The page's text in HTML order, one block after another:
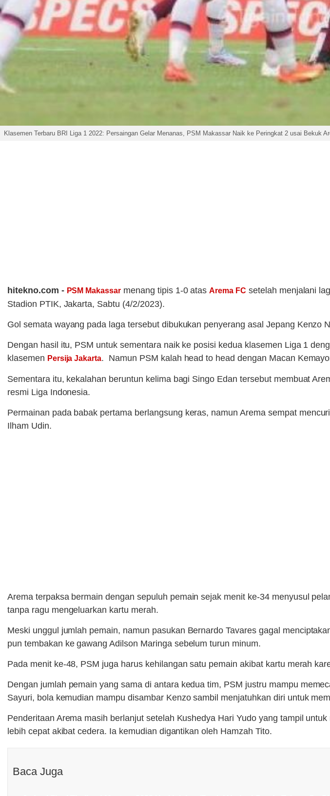
Klasemen Terbaru BRI Liga 1 2022: Persaingan Gelar Menanas, PSM Makassar Naik ke Peringkat 2 usai Bekuk
hitekno.com - PSM Makassar menang tipis 1-0 atasArema FC setelah menjalani
Stadion PTIK, Jakarta, Sabtu (4/2/2023).
Gol semata wayang pada laga tersebut dibukukan penyerang asal Jepang Kenzo
Dengan hasil itu, PSM untuk sementara naik ke posisi kedua klasemen Liga 1
klasemen Persija Jakarta. Namun PSM kalah head to head dengan Macan
Sementara itu, kekalahan beruntun kelima bagi Singo Edan tersebut membuat
resmi Liga Indonesia.
Permainan pada babak pertama berlangsung keras, namun Arema sempat
Ilham Udin.
Arema terpaksa bermain dengan sepuluh pemain sejak menit ke-34 menyusul
tanpa ragu mengeluarkan kartu merah.
Meski unggul jumlah pemain, namun pasukan Bernardo Tavares gagal
pun tembakan ke gawang Adilson Maringa sebelum turun minum.
Pada menit ke-48, PSM juga harus kehilangan satu pemain akibat kartu merah
Dengan jumlah pemain yang sama di antara kedua tim, PSM justru mampu
Sayuri, bola kemudian mampu disambar Kenzo sambil menjatuhkan diri untuk
Penderitaan Arema masih berlanjut setelah Kushedya Hari Yudo yang tampil
lebih cepat akibat cedera. Ia kemudian digantikan oleh Hamzah Tito.
Baca Juga